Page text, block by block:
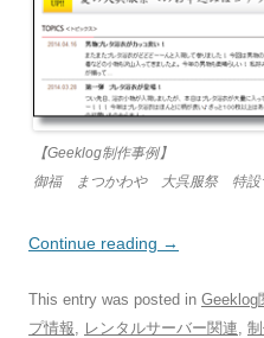
【Geeklog制作事例】
御福 まつかわや 大呉服祭 特設
Continue reading →
This entry was posted in Geeklog
プ情報
レンタルサーバー関連